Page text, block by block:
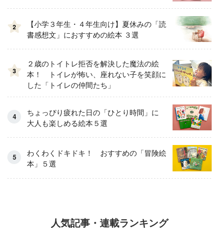
2
【小学３年生・４年生向け】夏休みの「読
書感想文」におすすめの絵本 ３選
3
２歳のトイトレ拒否を解決した魔法の絵
本！ トイレが怖い、座れない子を笑顔に
した「トイレの仲間たち」
ちょっぴり疲れた日の「ひとり時間」に
大人も楽しめる絵本５選
わくわくドキドキ！ おすすめの「冒険絵
本」５選
人気記事・連載ランキング